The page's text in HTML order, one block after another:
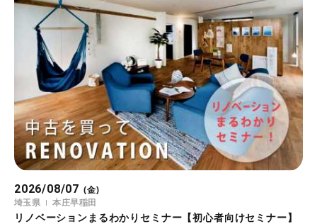
2026/08/07 (金)
埼玉県
本庄早稲田
リノベーションまるわかりセミナー【初心者向けセミナー】
2026/08/08 (土)
静岡県
県立美術館前駅
リノベーションまるわかりセミナー【初心者向けセミナー】
2026/08/09 (日)
兵庫県
青木駅
リノベーションまるわかりセミナー【初心者向けセミナー】
2026/08/10 (月)
埼玉県
本庄早稲田
リノベーションまるわかりセミナー【初心者向けセミナー】
2026/08/11 (火)
青森県
弘前駅
リノベーションまるわかりセミナー【初心者向けセミナー】
2026/08/12 (水)
兵庫県
青木駅
知らないと損する住宅ローンの話【住宅ローンセミナー 】
2026/08/13 (木)
埼玉県
本庄早稲田
リノベーションまるわかりセミナー【初心者向けセミナー】